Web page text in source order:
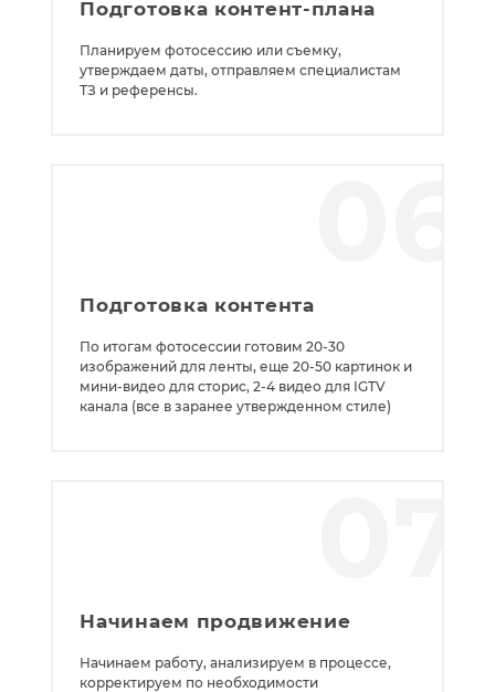
Подготовка контент-плана
Планируем фотосессию или съемку,
утверждаем даты, отправляем специалистам
ТЗ и референсы.
Подготовка контента
По итогам фотосессии готовим 20-30
изображений для ленты, еще 20-50 картинок и
мини-видео для сторис, 2-4 видео для IGTV
канала (все в заранее утвержденном стиле)
Начинаем продвижение
Начинаем работу, анализируем в процессе,
корректируем по необходимости